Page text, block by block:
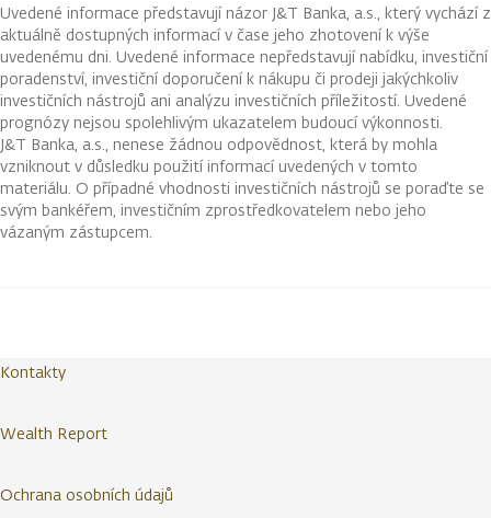
Uvedené informace představují názor J&T Banka, a.s., který vychází z
aktuálně dostupných informací v čase jeho zhotovení k výše
uvedenému dni. Uvedené informace nepředstavují nabídku, investiční
poradenství, investiční doporučení k nákupu či prodeji jakýchkoliv
investičních nástrojů ani analýzu investičních příležitostí. Uvedené
prognózy nejsou spolehlivým ukazatelem budoucí výkonnosti.
J&T Banka, a.s., nenese žádnou odpovědnost, která by mohla
vzniknout v důsledku použití informací uvedených v tomto
materiálu. O případné vhodnosti investičních nástrojů se poraďte se
svým bankéřem, investičním zprostředkovatelem nebo jeho
vázaným zástupcem.
Kontakty
Wealth Report
Ochrana osobních údajů